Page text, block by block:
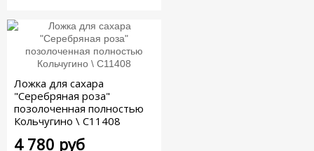
Ложка для сахара
"Серебряная роза"
позолоченная полностью
Кольчугино \ С11408
4 780 руб